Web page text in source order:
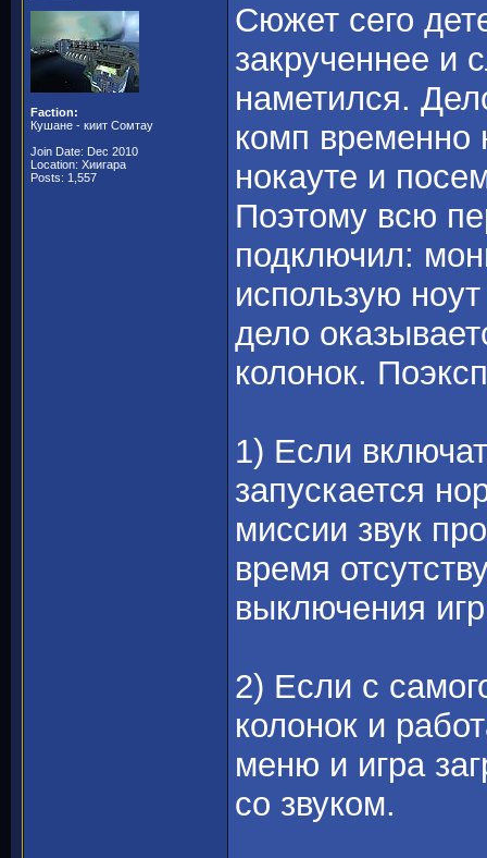
Faction:
Кушане - киит Сомтау
Join Date: Dec 2010
Location: Хиигара
Posts: 1,557
Сюжет сего
закрученнее и
наметился.
комп временно
нокауте и
Поэтому всю
подключил:
использую
дело
колонок.
1) Если
запускается
миссии звук
время
выключения
2) Если с
колонок и
меню и игра
со звуком.